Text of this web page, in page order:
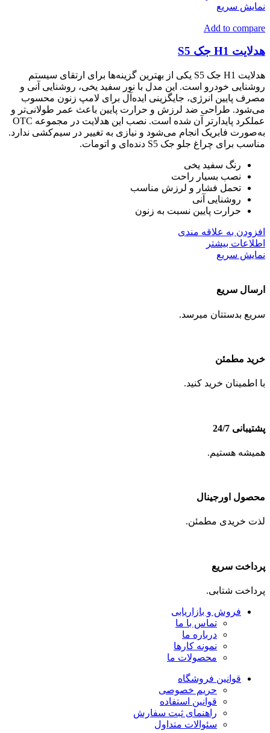
نمایش سریع
Add to compare
هدلایت H1 جک S5
هدلایت H1 جک S5 یکی از بهترین گزینه‌ها برای ارتقای سیستم
روشنایی خودرو است. این مدل با نور سفید یخی، روشنایی آنی و
مصرف پایین انرژی، جایگزینی ایده‌آل برای لامپ زنون محسوب
می‌شود. طراحی ضد لرزش و حرارت پایین باعث عمر طولانی‌تر و
عملکرد پایدارتر آن شده است. نصب این هدلایت در مجموعه OTC
به‌صورت فابریک انجام می‌شود و نیازی به تغییر در سیم‌کشی ندارد.
مناسب برای چراغ جلو جک S5 دنده‌ای و اتومات.
رنگ سفید یخی
نصب بسیار راحت
تحمل فشار و لرزش مناسب
روشنایی آنی
حرارت پایین نسبت به زنون
افزودن به علاقه مندی
اطلاعات بیشتر
نمایش سریع
ارسال سریع
سریع بدستتان میرسد.
خرید مطمئن
با اطمینان خرید کنید.
پشتیبانی 24/7
همیشه هستیم.
محصول اورجینال
لذت خریدی مطمئن.
پرداخت سریع
پرداخت شتابی.
فروش و بازاریابی
تماس با ما
درباره ما
نمونه کارها
محصولات ما
قوانین فروشگاه
حریم خصوصی
قوانین استفاده
راهنمای ثبت سفارش
سئوالات متداول